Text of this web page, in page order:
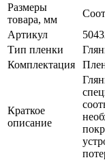
Размеры
товара, мм
Артикул
Тип пленки
Комплектация
Краткое
описание